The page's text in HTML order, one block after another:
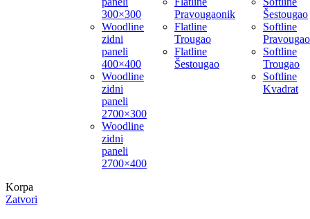
300×300
Woodline
zidni
paneli
400×400
Woodline
zidni
paneli
2700×300
Woodline
zidni
paneli
2700×400
Pravougaonik
Flatline
Trougao
Flatline
Šestougao
Šestougao
Softline
Softline
Trougao
Softline
Kvadrat
Korpa
Zatvori